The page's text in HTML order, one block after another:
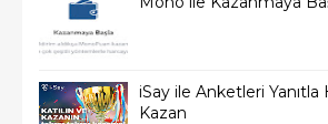
iSay ile Anketleri Yanıtla
Kazan